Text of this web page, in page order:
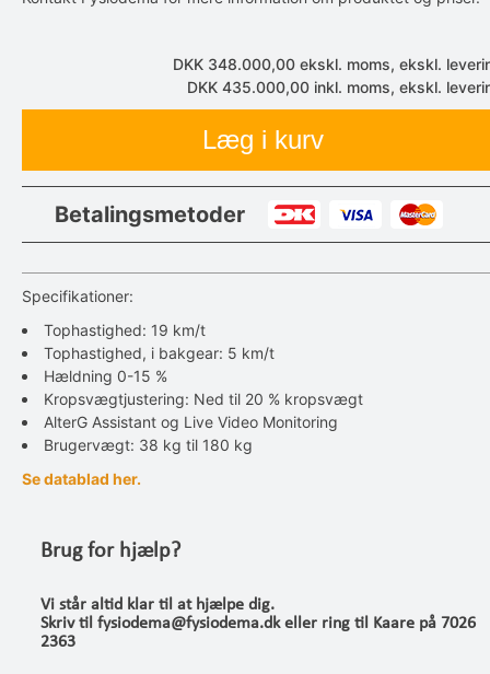
DKK 348.000,00 ekskl. moms, ekskl.
DKK 435.000,00 inkl. moms, ekskl.
Læg i kurv
Betalingsmetoder
Specifikationer:
Tophastighed: 19 km/t
Tophastighed, i bakgear: 5 km/t
Hældning 0-15 %
Kropsvægtjustering: Ned til 20 % kropsvægt
AlterG Assistant og Live Video Monitoring
Brugervægt: 38 kg til 180 kg
Se datablad her.
Brug for hjælp?
Vi står altid klar til at hjælpe dig.
Skriv til fysiodema@fysiodema.dk eller ring til Kaare på 7026
2363